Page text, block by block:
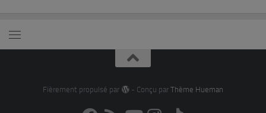
Fièrement propulsé par - Conçu par Thème Hueman